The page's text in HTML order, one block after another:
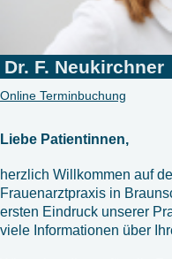
Dr. F. Neukirchner
Online Terminbuchung
Liebe Patientinnen,
herzlich Willkommen auf
Frauenarztpraxis in
ersten Eindruck unserer
viele Informationen über